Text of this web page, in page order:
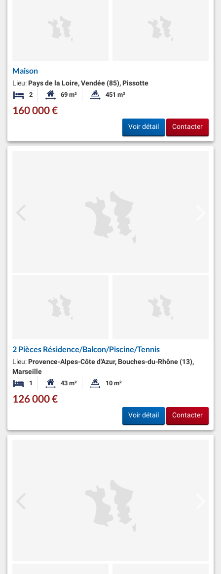
Maison
Lieu: Pays de la Loire, Vendée (85), Pissotte
2 ChambresSurface habitable:
69 m² Superficie du terrain:
451 m²
160 000 €
Voir détail Contacter
2 Pièces Résidence/Balcon/Piscine/Tennis
Lieu: Provence-Alpes-Côte d'Azur, Bouches-du-Rhône (13),
Marseille
1 Chambre Surface habitable:
43 m² Superficie du terrain:
10 m²
126 000 €
Voir détail Contacter